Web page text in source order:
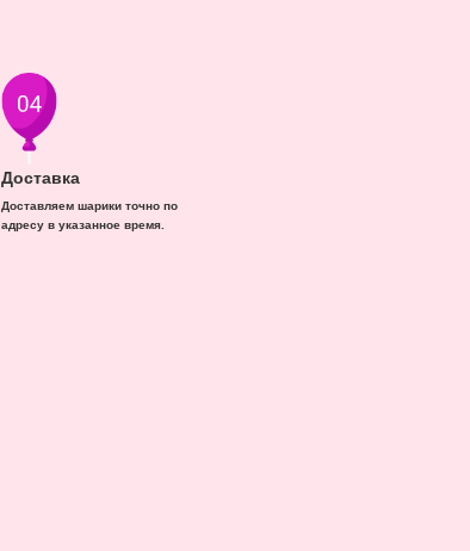
Доставка
Доставляем шарики точно по
адресу в указанное время.